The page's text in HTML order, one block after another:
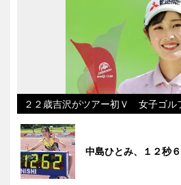
２２歳吉沢がツアー初Ｖ 女子ゴル
中島ひとみ、１２秒